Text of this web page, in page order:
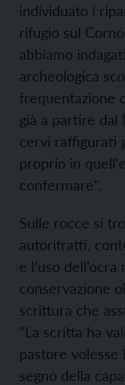
individuato i
rifugio sul
abbiamo
archeologica
frequentazione
già a partire dal
cervi raffigurati
proprio in
confermare".
Sulle rocce si
autoritratti,
e l’uso
conservazione
scrittura che
“La scritta ha
pastore volesse
segno della